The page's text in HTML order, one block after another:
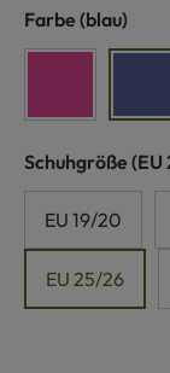
Farbe auswählen
(blau)
Schuhgröße (EU
EU 19/20
EU 25/26